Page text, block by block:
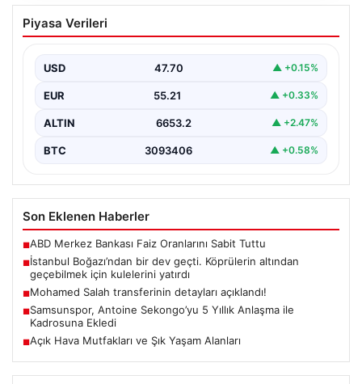
İstanbul Boğazı’ndan bir dev geçti.
Köprülerin altından geçebilmek için
Piyasa Verileri
USD 47.70 ▲ +0.15%
EUR 55.21 ▲ +0.33%
ALTIN 6653.2 ▲ +2.47%
BTC 3093406 ▲ +0.58%
Son Eklenen Haberler
■ABD Merkez Bankası Faiz Oranlarını Sabit Tuttu
■İstanbul Boğazı’ndan bir dev geçti. Köprülerin altından
geçebilmek için kulelerini yatırdı
■Mohamed Salah transferinin detayları açıklandı!
■Samsunspor, Antoine Sekongo’yu 5 Yıllık Anlaşma ile
Kadrosuna Ekledi
■Açık Hava Mutfakları ve Şık Yaşam Alanları